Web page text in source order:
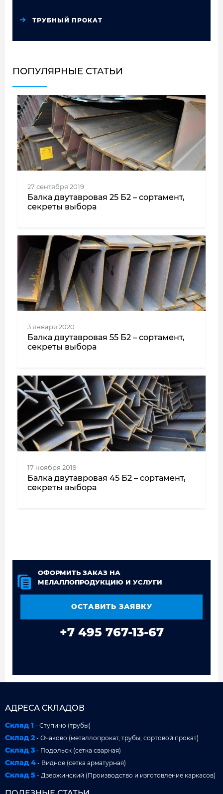
ТРУБНЫЙ ПРОКАТ
ПОПУЛЯРНЫЕ СТАТЬИ
27 сентября 2019
Балка двутавровая 25 Б2 – сортамент,
секреты выбора
3 января 2020
Балка двутавровая 55 Б2 – сортамент,
секреты выбора
17 ноября 2019
Балка двутавровая 45 Б2 – сортамент,
секреты выбора
ОФОРМИТЬ ЗАКАЗ НА
МЕЛАЛЛОПРОДУКЦИЮ И УСЛУГИ
ОСТАВИТЬ ЗАЯВКУ
+7 495 767-13-67
АДРЕСА СКЛАДОВ
Склад 1 - Ступино (трубы)
Склад 2 - Очаково (металлопрокат, трубы, сортовой прокат)
Склад 3 - Подольск (сетка сварная)
Склад 4 - Видное (сетка арматурная)
Склад 5 - Дзержинский (Производство и изготовление каркасов)